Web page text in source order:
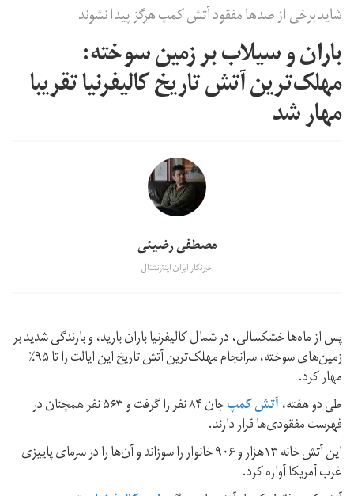
شاید برخی از صدها مفقود آتش کمپ هرگز پیدا نشوند
باران و سیلاب بر زمین سوخته:
مهلک‌ترین آتش تاریخ کالیفرنیا تقریبا
مهار شد
مصطفی رضیئی
خبرنگار ایران اینترنشنال
پس از ماه‌ها خشکسالی، در شمال کالیفرنیا باران بارید، و بارندگی شدید بر
زمین‌های سوخته، سرانجام مهلک‌ترین آتش تاریخ این ایالت را تا ۹۵٪
مهار کرد.
طی دو هفته،آتش کمپ جان ۸۴ نفر را گرفت و ۵۶۳ نفر همچنان در
فهرست مفقودی‌‌ها قرار دارند.
این آتش خانه ۱۳هزار و ۹۰۶ خانوار را سوزاند و آن‌ها را در سرمای پاییزی
غرب آمریکا آواره کرد.